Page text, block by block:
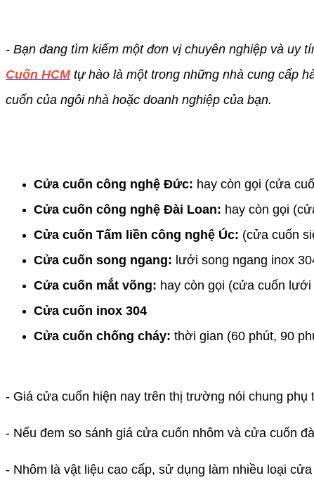
- Bạn đang tìm kiếm một đơn vị chuyên nghiệp và uy
Cuốn HCMtự hào là một trong những nhà cung cấp
cuốn của ngôi nhà hoặc doanh nghiệp của bạn.
Cửa cuốn công nghệ Đức: hay còn gọi (cửa
Cửa cuốn công nghệ Đài Loan: hay còn gọi
Cửa cuốn Tấm liền công nghệ Úc: (cửa cuốn
Cửa cuốn song ngang: lưới song ngang inox
Cửa cuốn mắt võng: hay còn gọi (cửa cuốn
Cửa cuốn inox 304
Cửa cuốn chống cháy: thời gian (60 phút, 90
- Giá cửa cuốn hiện nay trên thị trường nói chung
- Nếu đem so sánh giá cửa cuốn nhôm và cửa cuốn
- Nhôm là vật liệu cao cấp, sử dụng làm nhiều loại